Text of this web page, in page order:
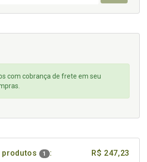
com cobrança de frete em seu
produtos 1 : R$ 247,23